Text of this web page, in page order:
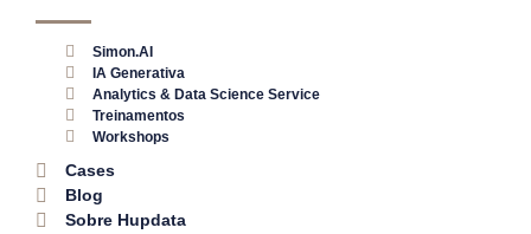
Simon.AI
IA Generativa
Analytics & Data Science Service
Treinamentos
Workshops
Cases
Blog
Sobre Hupdata